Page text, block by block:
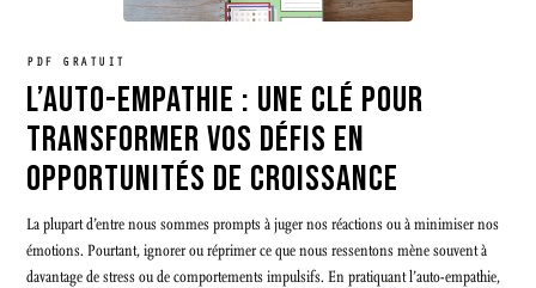
PDF GRATUIT
L’AUTO-EMPATHIE : UNE CLÉ POUR
TRANSFORMER VOS DÉFIS EN
OPPORTUNITÉS DE CROISSANCE
La plupart d’entre nous sommes prompts à juger nos réactions ou à minimiser nos
émotions. Pourtant, ignorer ou réprimer ce que nous ressentons mène souvent à
davantage de stress ou de comportements impulsifs. En pratiquant l’auto-empathie,